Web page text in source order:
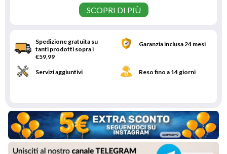
SCOPRI DI PIÙ
Spedizione gratuita su
tanti prodotti sopra i
€59,99
Garanzia inclusa 24 mesi
Servizi aggiuntivi Reso fino a 14 giorni